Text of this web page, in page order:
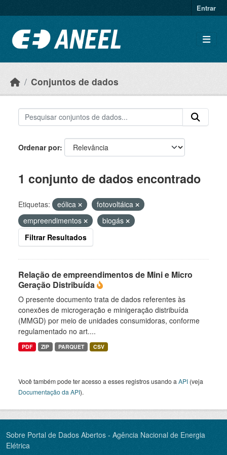
Entrar
Conjuntos de dados
Ordenar por
1 conjunto de dados encontrado
Etiquetas: eólica
fotovoltáica
empreendimentos
biogás
Filtrar Resultados
Relação de empreendimentos de Mini e Micro
Geração Distribuída
O presente documento trata de dados referentes às
conexões de microgeração e minigeração distribuída
(MMGD) por meio de unidades consumidoras, conforme
regulamentado no art....
PDF ZIP PARQUET CSV
Você também pode ter acesso a esses registros usando a API (veja
Documentação da API).
Sobre Portal de Dados Abertos - Agência Nacional de Energia
Elétrica